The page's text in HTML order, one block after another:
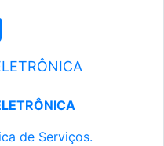
de Serviços.